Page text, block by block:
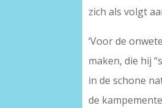
zich als volgt
‘Voor de
maken, die hij
in de schone
de